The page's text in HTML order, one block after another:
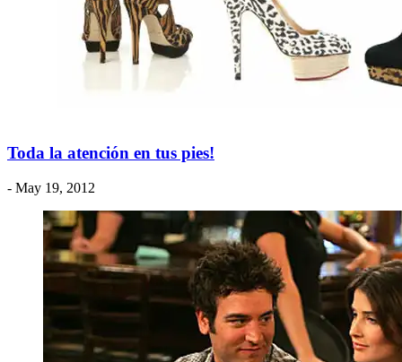
Toda la atención en tus pies!
- May 19, 2012